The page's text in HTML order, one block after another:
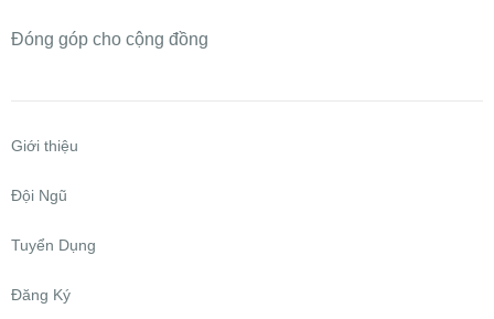
Đóng góp cho cộng đồng
Giới thiệu
Đội Ngũ
Tuyển Dụng
Đăng Ký